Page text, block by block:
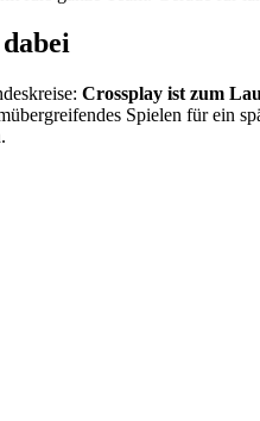
Crossplay ist zum
Spielen für ein